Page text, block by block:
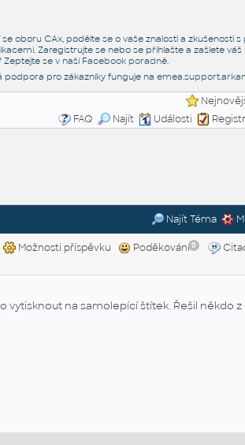
oboru CAx, podělte se o vaše znalosti a zkušenosti
Zaregistrujte se nebo se přihlašte a zašlete
Zeptejte se v naší Facebook poradně.
podpora pro zákazníky funguje na
FAQ
Najít Události
Najít Téma
Možnosti příspěvku Poděkování 0
na samolepící štítek. Řešil někdo z